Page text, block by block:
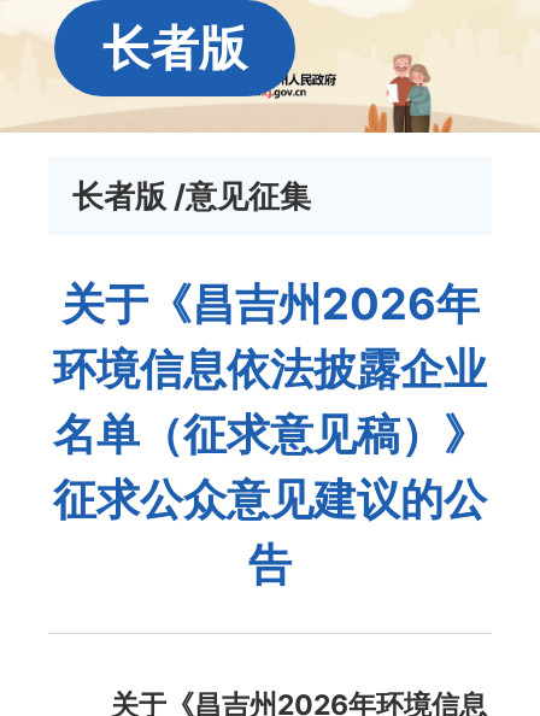
长者版
长者版 /意见征集
关于《昌吉州2026年
环境信息依法披露企业
名单（征求意见稿）》
征求公众意见建议的公
告
关于《昌吉州2026年环境信息